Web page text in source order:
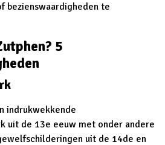
bezienswaardigheden te
5
indrukwekkende
uit de 13e eeuw met onder andere
uit de 14de en